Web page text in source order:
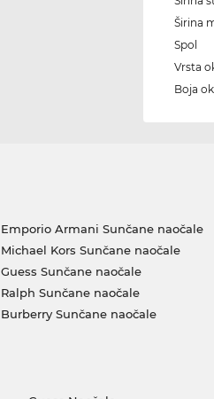
Širina
Spol
Vrsta
Boja
Emporio Armani Sunčane naočale
Michael Kors Sunčane naočale
Guess Sunčane naočale
Ralph Sunčane naočale
Burberry Sunčane naočale